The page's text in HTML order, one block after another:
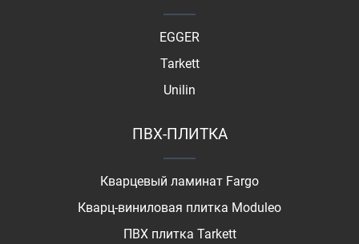
EGGER
Tarkett
Unilin
ПВХ-ПЛИТКА
Кварцевый ламинат Fargo
Кварц-виниловая плитка Moduleo
ПВХ плитка Tarkett